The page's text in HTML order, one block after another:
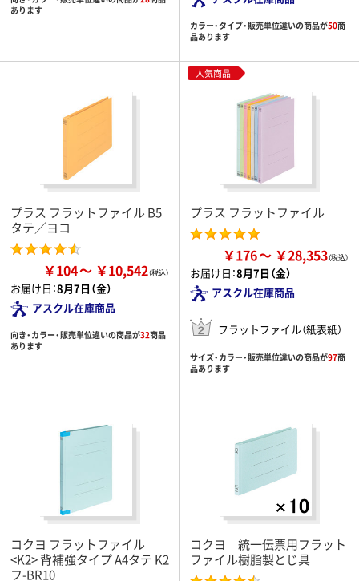
あります
カラー・タイプ・販売単位違いの商品が50商
品あります
プラス フラットファイル B5
タテ／ヨコ
￥104 ￥10,542
お届け日：8月7日（金）
アスクル在庫商品
向き・カラー・販売単位違いの商品が32商品
あります
人気商品
プラス フラットファイル
￥176 ￥28,353
お届け日：8月7日（金）
アスクル在庫商品
フラットファイル（紙表紙）
サイズ・カラー・販売単位違いの商品が97商
品あります
コクヨ フラットファイル
<K2> 背補強タイプ A4タテ K2
フ-BR10
コクヨ 統一伝票用フラット
ファイル樹脂製とじ具